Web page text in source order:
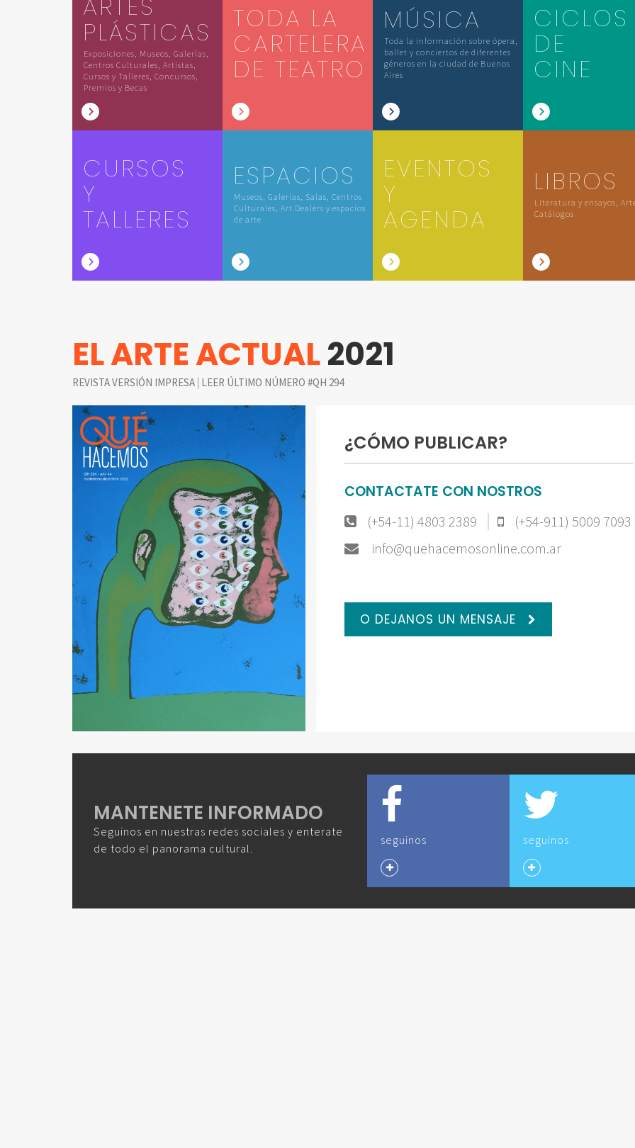
ARTES
PLÁSTICAS
Exposiciones, Museos, Galerías,
Centros Culturales, Artistas,
Cursos y Talleres, Concursos,
Premios y Becas
TODA LA
CARTELERA
DE TEATRO
MÚSICA
Toda la información sobre ópera,
ballet y conciertos de diferentes
géneros en la ciudad de Buenos
Aires
CICLOS
DE
CINE
CURSOS
Y
TALLERES
ESPACIOS
Museos, Galerías, Salas, Centros
Culturales, Art Dealers y espacios
de arte
EVENTOS
Y
AGENDA
LIBROS
Literatura y ensayos,
Catálogos
EL ARTE ACTUAL2021
REVISTA VERSIÓN IMPRESA | LEER ÚLTIMO NÚMERO #QH 294
¿CÓMO PUBLICAR?
CONTACTATE CON NOSTROS
(+54-11) 4803 2389
(+54-911) 5009 7093
info@quehacemosonline.com.ar
O DEJANOS UN MENSAJE
MANTENETE INFORMADO
Seguinos en nuestras redes sociales y enterate
de todo el panorama cultural.
seguinos seguinos